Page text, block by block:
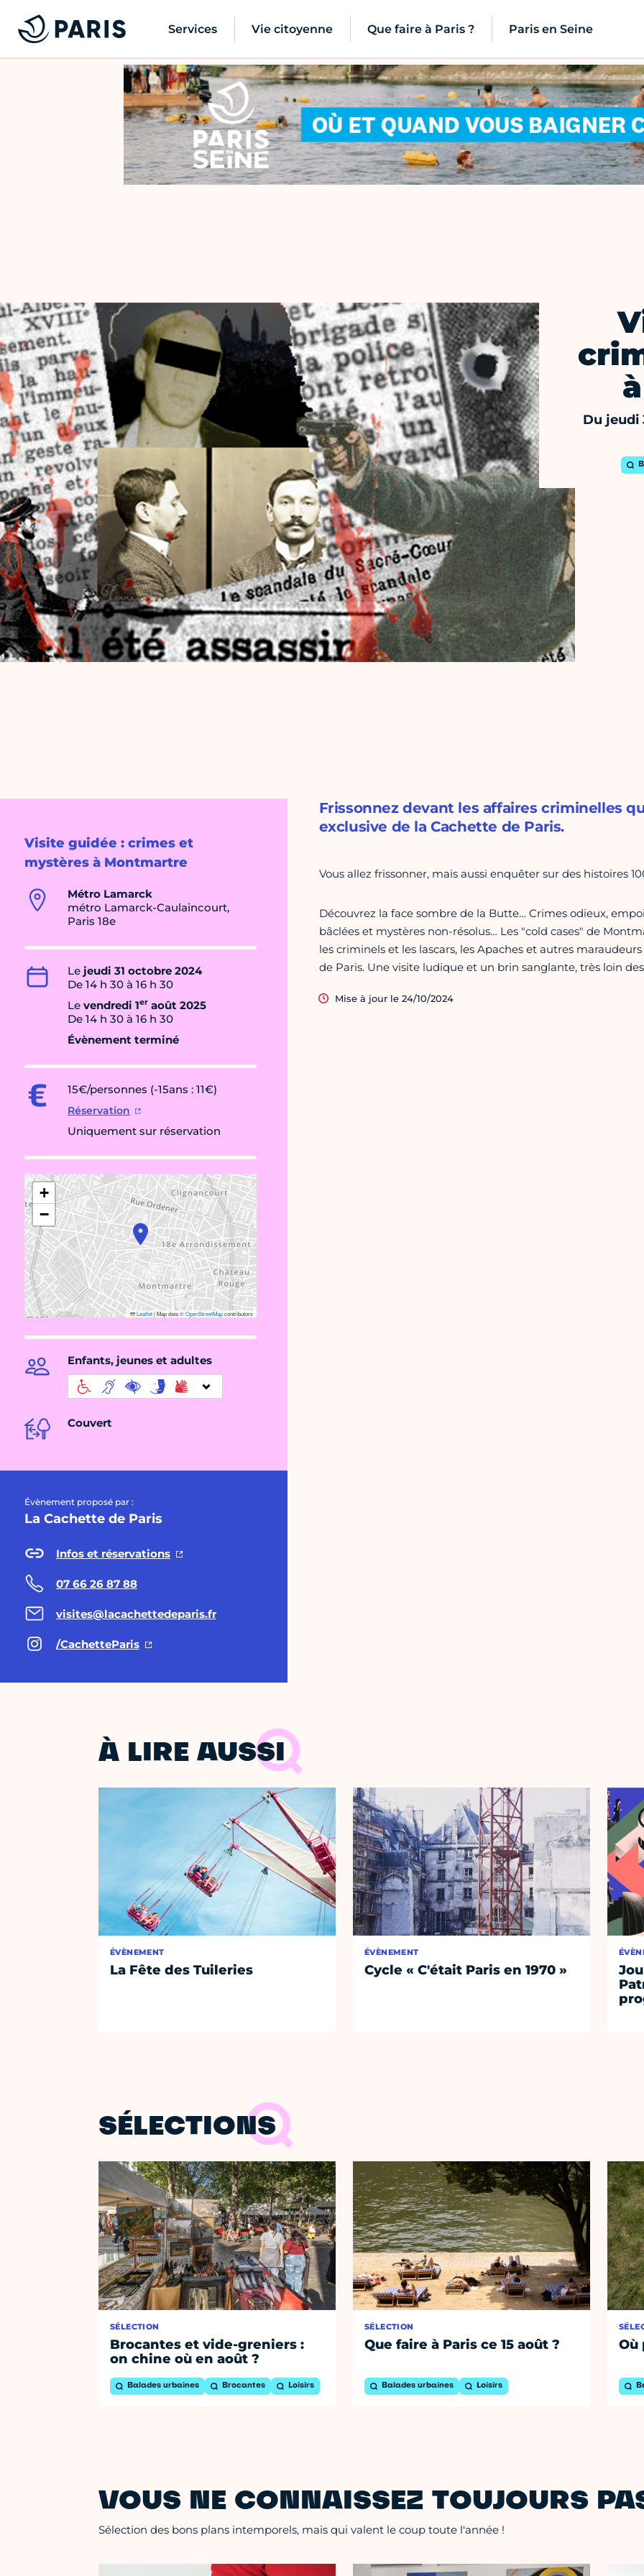
Services Vie citoyenne Que faire à Paris ? Paris en Seine
Du jeudi
Visite guidée : crimes et
mystères à Montmartre
Métro Lamarck
métro Lamarck-Caulaincourt,
Paris 18e
Le jeudi 31 octobre 2024
De 14 h 30 à 16 h 30
Le vendredi 1er août 2025
De 14 h 30 à 16 h 30
Évènement terminé
15€/personnes (-15ans : 11€)
Réservation
Uniquement sur réservation
+
−
Leaflet|Map data ©OpenStreetMapcontributors
Enfants, jeunes et adultes
Couvert
Évènement proposé par :
La Cachette de Paris
Infos et réservations
07 66 26 87 88
visites@lacachettedeparis.fr
/CachetteParis
Frissonnez devant les affaires criminelles
exclusive de la Cachette de Paris.
Vous allez frissonner, mais aussi enquêter sur des histoires
Découvrez la face sombre de la Butte… Crimes odieux,
bâclées et mystères non-résolus… Les "cold cases" de
les criminels et les lascars, les Apaches et autres
de Paris. Une visite ludique et un brin sanglante, très loin
Mise à jour le 24/10/2024
À LIRE AUSSI
ÉVÈNEMENT
La Fête des Tuileries
ÉVÈNEMENT
Cycle « C'était Paris en 1970 »
SÉLECTIONS
SÉLECTION
Brocantes et vide-greniers :
on chine où en août ?
Balades urbaines Brocantes Loisirs
SÉLECTION
Que faire à Paris ce 15 août ?
Balades urbaines Loisirs
Où
VOUS NE CONNAISSEZ TOUJOURS
Sélection des bons plans intemporels, mais qui valent le coup toute l'année !